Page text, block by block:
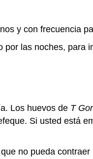
y con frecuencia
las noches, para
Los huevos de T
Si usted está
no pueda